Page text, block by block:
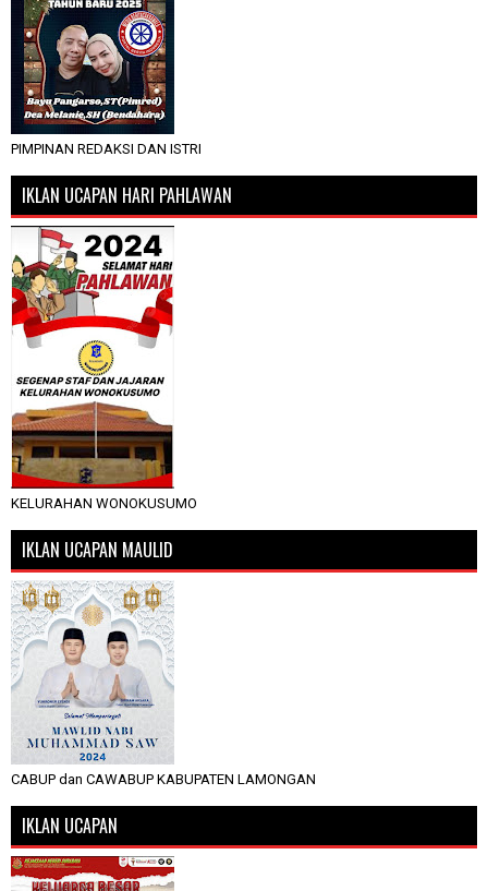
PIMPINAN REDAKSI DAN ISTRI
IKLAN UCAPAN HARI PAHLAWAN
KELURAHAN WONOKUSUMO
IKLAN UCAPAN MAULID
CABUP dan CAWABUP KABUPATEN LAMONGAN
IKLAN UCAPAN